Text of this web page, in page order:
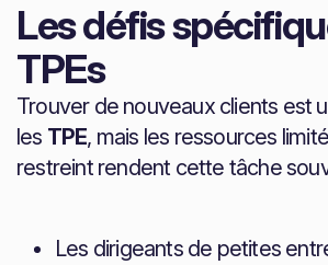
Les défis
TPEs
Trouver de nouveaux clients est
les TPE, mais les ressources
restreint rendent cette tâche
Les dirigeants de petites